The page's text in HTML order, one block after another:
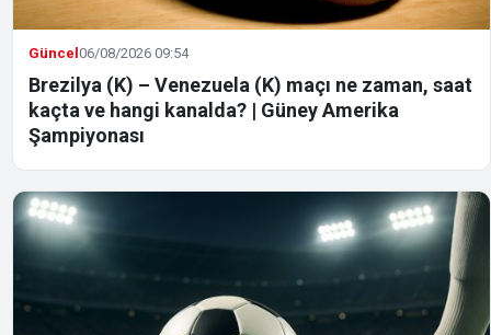
Güncel06/08/2026 09:54
Brezilya (K) – Venezuela (K) maçı ne zaman, saat
kaçta ve hangi kanalda? | Güney Amerika
Şampiyonası